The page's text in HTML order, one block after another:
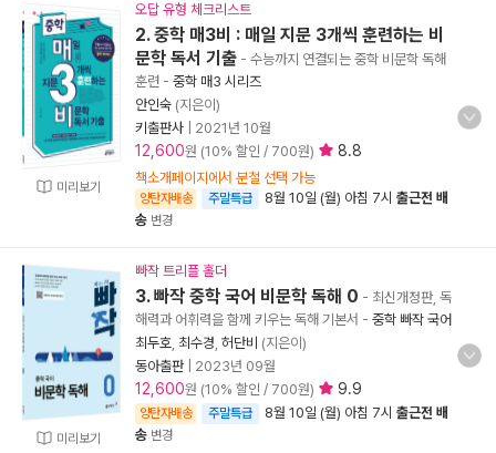
미리보기
오답 유형 체크리스트
2. 중학 매3비 : 매일 지문 3개씩 훈련하는 비
문학 독서 기출 - 수능까지 연결되는 중학 비문학 독해
훈련 - 중학 매3 시리즈
안인숙 (지은이)
키출판사
2021년 10월
12,600원 (10% 할인 / 700원) 8.8
책소개페이지에서 분철 선택 가능
양탄자배송 주말특급 8월 10일 (월) 아침 7시 출근전 배
송 변경
미리보기
빠작 트리플 홀더
3. 빠작 중학 국어 비문학 독해 0 - 최신개정판, 독
해력과 어휘력을 함께 키우는 독해 기본서 - 중학 빠작 국어
최두호 최수경 허단비 (지은이)
동아출판| 2023년 09월
12,600원 (10% 할인 / 700원) 9.9
양탄자배송 주말특급 8월 10일 (월) 아침 7시 출근전 배
송 변경